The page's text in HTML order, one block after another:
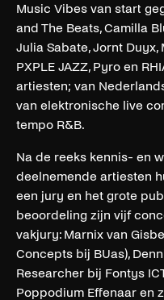
Music Vibes van start
and The Beats, Camilla
Julia Sabate, Jornt Duyx,
PXPLE JAZZ, Pyro en
artiesten; van
van elektronische live
tempo R&B.
Na de reeks kennis- en
deelnemende artiesten
een jury en het grote
beoordeling zijn vijf
vakjury: Marnix van
Concepts bij BUas),
Researcher bij Fontys
Poppodium Effenaar en